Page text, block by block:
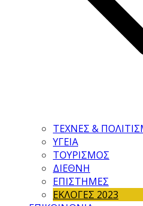
ΤΕΧΝΕΣ &
ΥΓΕΙΑ
ΤΟΥΡΙΣΜΟΣ
ΔΙΕΘΝΗ
ΕΠΙΣΤΗΜΕΣ
ΕΚΛΟΓΕΣ 2023